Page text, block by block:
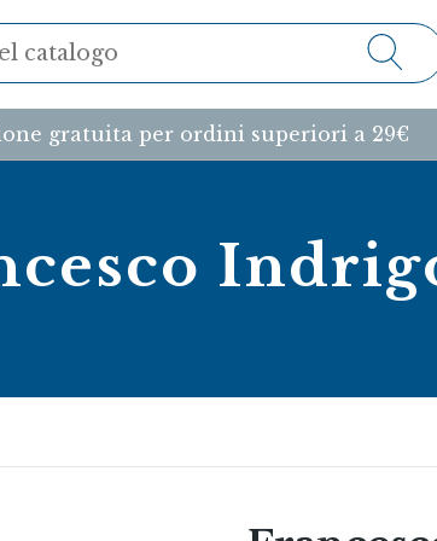
gratuita per ordini superiori a 29€